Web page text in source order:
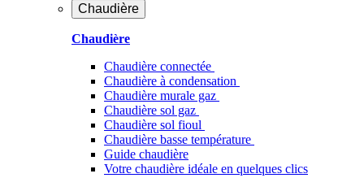
Chaudière
Chaudière
Chaudière connectée
Chaudière à condensation
Chaudière murale gaz
Chaudière sol gaz
Chaudière sol fioul
Chaudière basse température
Guide chaudière
Votre chaudière idéale en quelques clics